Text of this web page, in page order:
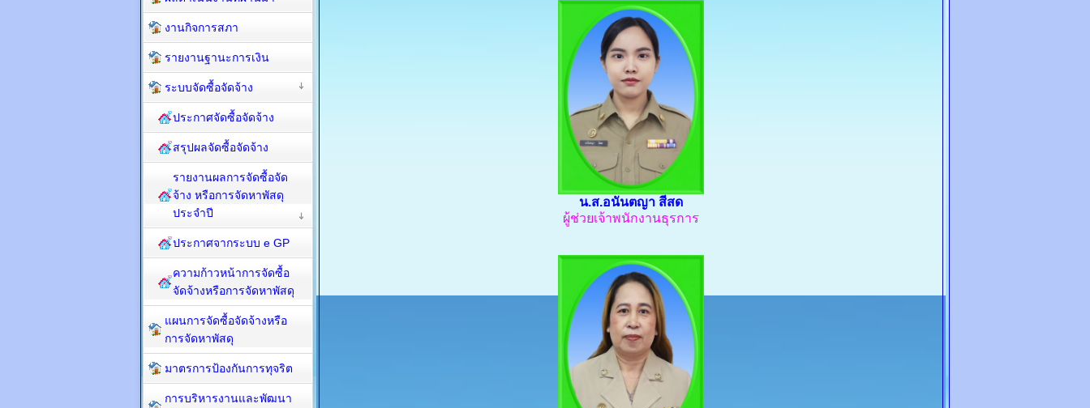
น.ส.อนันตญา สีสด
ผู้ช่วยเจ้าพนักงานธุรการ
งานกิจการสภา
รายงานฐานะการเงิน
ระบบจัดซื้อจัดจ้าง
ประกาศจัดซื้อจัดจ้าง
สรุปผลจัดซื้อจัดจ้าง
รายงานผลการจัดซื้อจัด
จ้าง หรือการจัดหาพัสดุ
ประจำปี
ประกาศจากระบบ e GP
ความก้าวหน้าการจัดซื้อ
จัดจ้างหรือการจัดหาพัสดุ
แผนการจัดซื้อจัดจ้างหรือ
การจัดหาพัสดุ
มาตรการป้องกันการทุจริต
การบริหารงานและพัฒนา